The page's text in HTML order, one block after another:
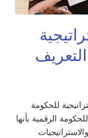
للحكومة
الرقمية بأنها